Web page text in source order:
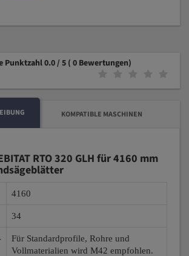
0.0 / 5 ( 0 Bewertungen)
KOMPATIBLE MASCHINEN
RTO 320 GLH für 4160 mm
4160
34
Für Standardprofile, Rohre und
Vollmaterialien wird M42 empfohlen.